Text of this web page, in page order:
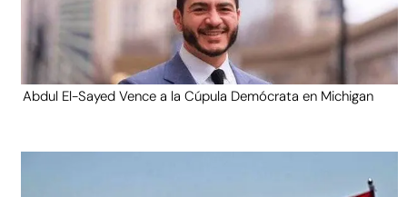
Abdul El-Sayed Vence a la Cúpula Demócrata en Michigan